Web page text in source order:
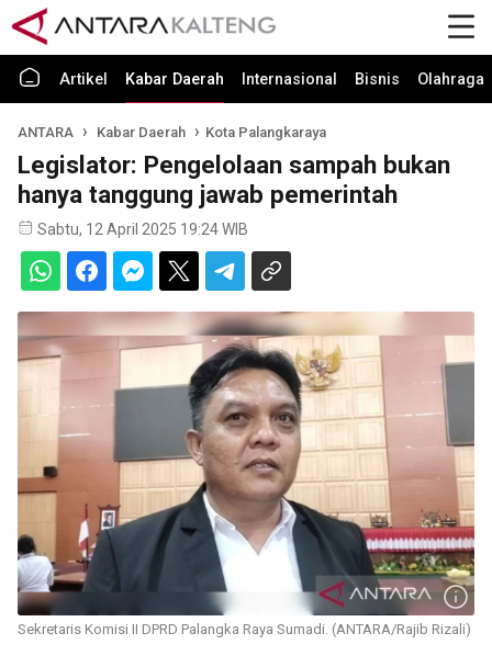
Artikel Kabar Daerah Internasional Bisnis Olahraga
ANTARA Kabar Daerah Kota Palangkaraya
Legislator: Pengelolaan sampah bukan
hanya tanggung jawab pemerintah
Sabtu, 12 April 2025 19:24 WIB
Sekretaris Komisi II DPRD Palangka Raya Sumadi. (ANTARA/Rajib Rizali)